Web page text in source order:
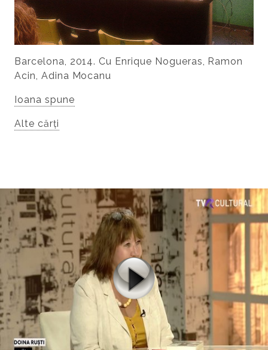
Barcelona, 2014. Cu Enrique Nogueras, Ramon
Acin, Adina Mocanu
Ioana spune
Alte cărți